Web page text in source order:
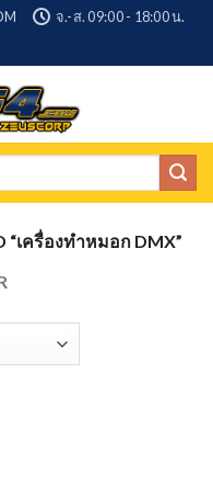
จ.-ส. 09:00 - 18:00 น.
“เครื่องทำหมอก DMX”